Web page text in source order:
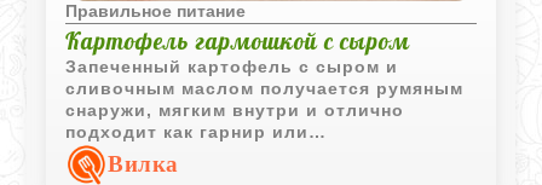
Правильное питание
Картофель гармошкой с сыром
Запеченный картофель с сыром и
сливочным маслом получается румяным
снаружи, мягким внутри и отлично
подходит как гарнир или
самостоятельное горячее блюдо.
Вилка